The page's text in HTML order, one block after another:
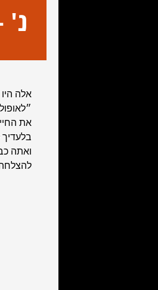
נ'
אלה
את
ואתה